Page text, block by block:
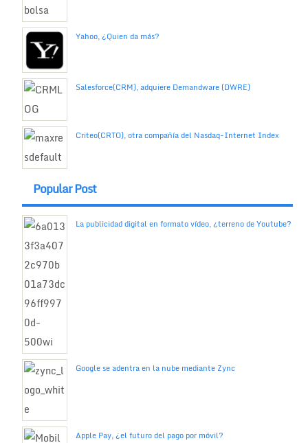
Yahoo, ¿Quien da más?
Salesforce(CRM), adquiere Demandware (DWRE)
Criteo(CRTO), otra compañía del Nasdaq-Internet Index
Popular Post
La publicidad digital en formato vídeo, ¿terreno de Youtube?
Google se adentra en la nube mediante Zync
Apple Pay, ¿el futuro del pago por móvil?